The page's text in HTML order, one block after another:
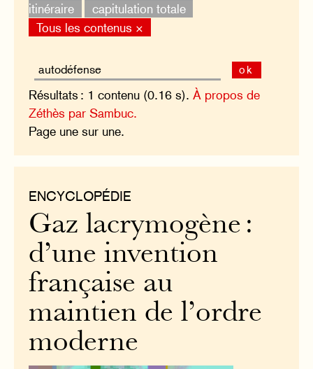
itinéraire
capitulation totale
Tous les contenus ×
ok
Résultats : 1 contenu (0.16 s).À propos de
Zéthès par Sambuc.
Page une sur une.
ENCYCLOPÉDIE
Gaz lacrymogène :
d’une invention
française au
maintien de l’ordre
moderne